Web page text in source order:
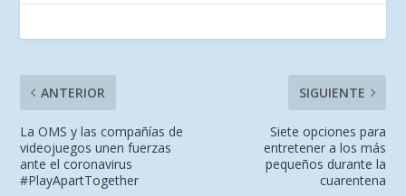
ANTERIOR
La OMS y las compañías de
videojuegos unen fuerzas
ante el coronavirus
#PlayApartTogether
SIGUIENTE
Siete opciones para
entretener a los más
pequeños durante la
cuarentena